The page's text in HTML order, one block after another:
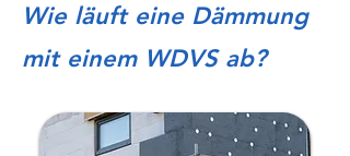
Wie läuft eine Dämmung
mit einem WDVS ab?